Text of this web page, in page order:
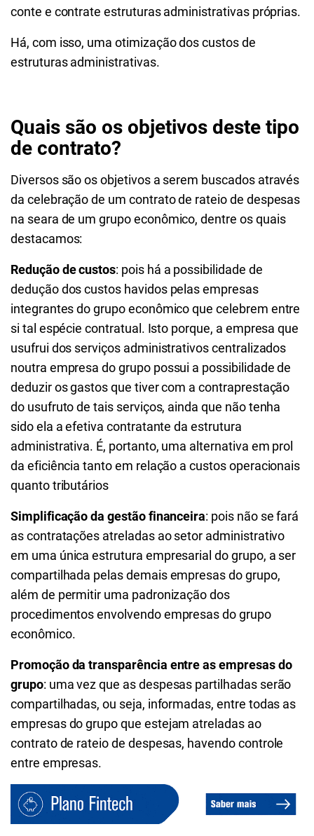
conte e contrate estruturas administrativas próprias.
Há, com isso, uma otimização dos custos de
estruturas administrativas.
Quais são os objetivos deste tipo
de contrato?
Diversos são os objetivos a serem buscados através
da celebração de um contrato de rateio de despesas
na seara de um grupo econômico, dentre os quais
destacamos:
Redução de custos: pois há a possibilidade de
dedução dos custos havidos pelas empresas
integrantes do grupo econômico que celebrem entre
si tal espécie contratual. Isto porque, a empresa que
usufrui dos serviços administrativos centralizados
noutra empresa do grupo possui a possibilidade de
deduzir os gastos que tiver com a contraprestação
do usufruto de tais serviços, ainda que não tenha
sido ela a efetiva contratante da estrutura
administrativa. É, portanto, uma alternativa em prol
da eficiência tanto em relação a custos operacionais
quanto tributários
Simplificação da gestão financeira: pois não se fará
as contratações atreladas ao setor administrativo
em uma única estrutura empresarial do grupo, a ser
compartilhada pelas demais empresas do grupo,
além de permitir uma padronização dos
procedimentos envolvendo empresas do grupo
econômico.
Promoção da transparência entre as empresas do
grupo: uma vez que as despesas partilhadas serão
compartilhadas, ou seja, informadas, entre todas as
empresas do grupo que estejam atreladas ao
contrato de rateio de despesas, havendo controle
entre empresas.